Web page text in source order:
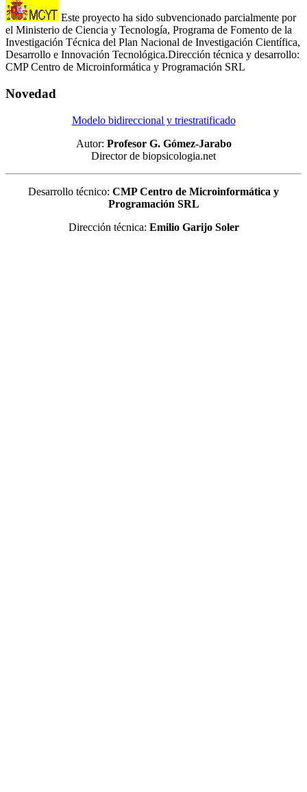
Este proyecto ha sido subvencionado parcialmente por
el Ministerio de Ciencia y Tecnología, Programa de Fomento de la
Investigación Técnica del Plan Nacional de Investigación Científica,
Desarrollo e Innovación Tecnológica.Dirección técnica y desarrollo:
CMP Centro de Microinformática y Programación SRL
Novedad
Modelo bidireccional y triestratificado
Autor: Profesor G. Gómez-Jarabo
Director de biopsicologia.net
Desarrollo técnico: CMP Centro de Microinformática y
Programación SRL
Dirección técnica: Emilio Garijo Soler